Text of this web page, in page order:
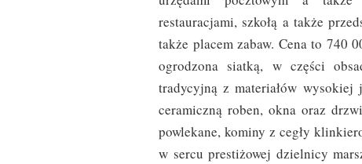
restauracjami, szkołą a także
także placem zabaw. Cena to 740
ogrodzona siatką, w części
tradycyjną z materiałów
ceramiczną roben, okna oraz
powlekane, kominy z cegły
w sercu prestiżowej dzielnicy